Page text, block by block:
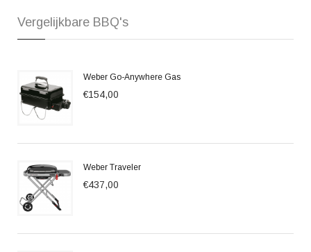
Vergelijkbare BBQ's
Weber Go-Anywhere Gas
€154,00
Weber Traveler
€437,00